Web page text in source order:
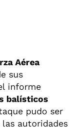
Aérea
sus
informe
balísticos
pudo ser
autoridades